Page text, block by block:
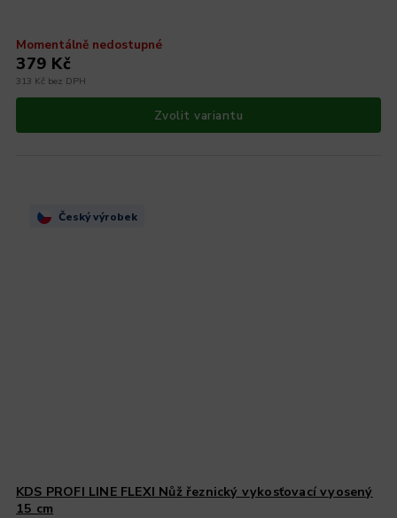
Momentálně nedostupné
313 Kč bez DPH
379 Kč
Zvolit variantu
Český výrobek
KDS PROFI LINE FLEXI Nůž řeznický vykosťovací vyosený
15 cm